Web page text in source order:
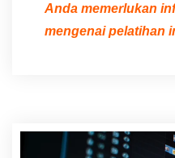
Anda memerlukan
mengenai pelatihan